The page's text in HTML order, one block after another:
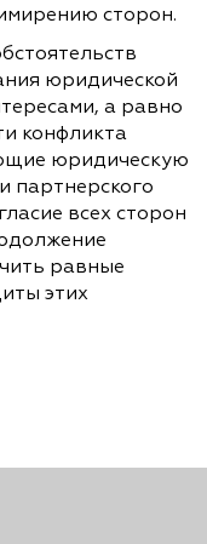
сторон.
юридической
а равно
конфликта
юридическую
партнерского
всех сторон
равные
этих